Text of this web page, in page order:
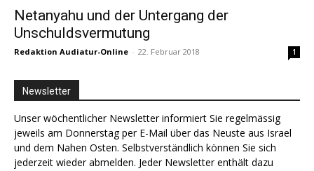
Netanyahu und der Untergang der
Unschuldsvermutung
Redaktion Audiatur-Online - 22. Februar 2018 1
Newsletter
Unser wöchentlicher Newsletter informiert Sie regelmässig
jeweils am Donnerstag per E-Mail über das Neuste aus Israel
und dem Nahen Osten. Selbstverständlich können Sie sich
jederzeit wieder abmelden. Jeder Newsletter enthält dazu